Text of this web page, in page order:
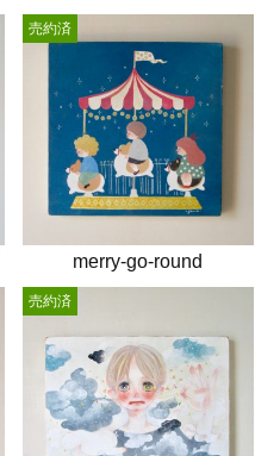
merry-go-round
売約済
売約済